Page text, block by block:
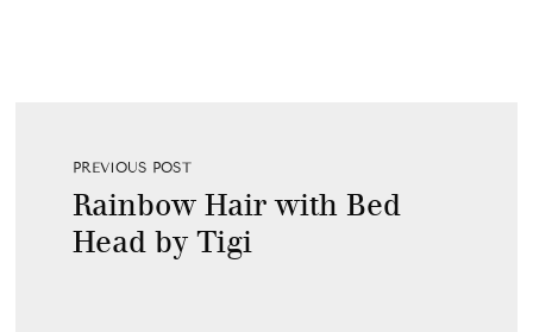
PREVIOUS POST
Rainbow Hair with Bed
Head by Tigi